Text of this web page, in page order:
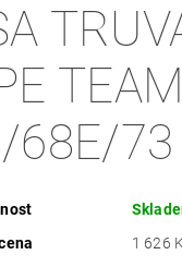
68E/73
1 626